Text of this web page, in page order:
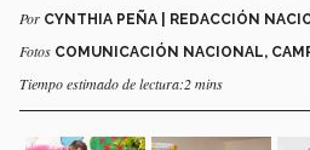
Por CYNTHIA PEÑA | REDACCIÓN
Fotos COMUNICACIÓN NACIONAL,
Tiempo estimado de lectura:2 mins